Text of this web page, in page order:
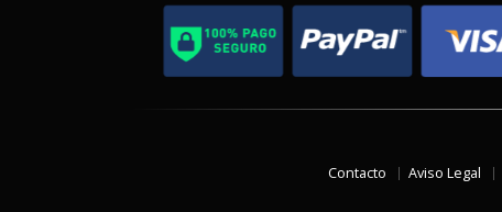
Contacto Aviso Legal